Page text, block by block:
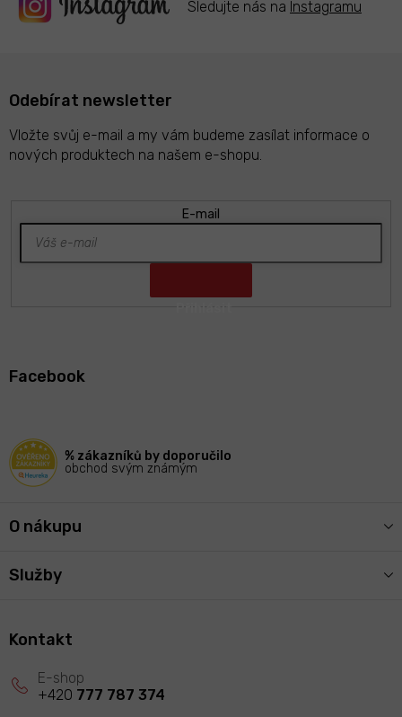
p
Sledujte nás na Instagramu
Odebírat newsletter
Vložte svůj e-mail a my vám budeme zasílat informace o
nových produktech na našem e-shopu.
E-mail
Facebook
% zákazníků by doporučilo
obchod svým známým
O nákupu
Služby
Kontakt
+420 777 787 374